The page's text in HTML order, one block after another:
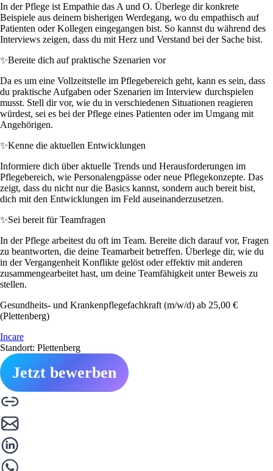
In der Pflege ist Empathie das A und O. Überlege dir konkrete
Beispiele aus deinem bisherigen Werdegang, wo du empathisch auf
Patienten oder Kollegen eingegangen bist. So kannst du während des
Interviews zeigen, dass du mit Herz und Verstand bei der Sache bist.
✨Bereite dich auf praktische Szenarien vor
Da es um eine Vollzeitstelle im Pflegebereich geht, kann es sein, dass
du praktische Aufgaben oder Szenarien im Interview durchspielen
musst. Stell dir vor, wie du in verschiedenen Situationen reagieren
würdest, sei es bei der Pflege eines Patienten oder im Umgang mit
Angehörigen.
✨Kenne die aktuellen Entwicklungen
Informiere dich über aktuelle Trends und Herausforderungen im
Pflegebereich, wie Personalengpässe oder neue Pflegekonzepte. Das
zeigt, dass du nicht nur die Basics kannst, sondern auch bereit bist,
dich mit den Entwicklungen im Feld auseinanderzusetzen.
✨Sei bereit für Teamfragen
In der Pflege arbeitest du oft im Team. Bereite dich darauf vor, Fragen
zu beantworten, die deine Teamarbeit betreffen. Überlege dir, wie du
in der Vergangenheit Konflikte gelöst oder effektiv mit anderen
zusammengearbeitet hast, um deine Teamfähigkeit unter Beweis zu
stellen.
Gesundheits- und Krankenpflegefachkraft (m/w/d) ab 25,00 €
(Plettenberg)
Incare
Standort: Plettenberg
Jetzt bewerben